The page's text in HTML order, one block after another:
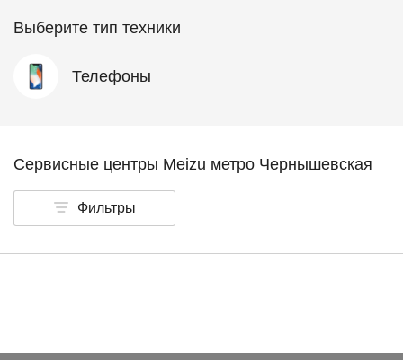
Выберите тип техники
Телефоны
Сервисные центры Meizu метро Чернышевская
Фильтры